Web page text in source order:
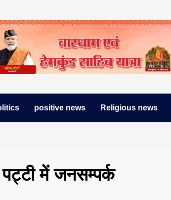
positive news Religious news
में जनसम्पर्क